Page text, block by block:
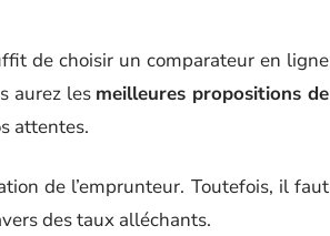
de choisir un comparateur en ligne
aurez les meilleures propositions de
attentes.
de l’emprunteur. Toutefois, il faut
des taux alléchants.